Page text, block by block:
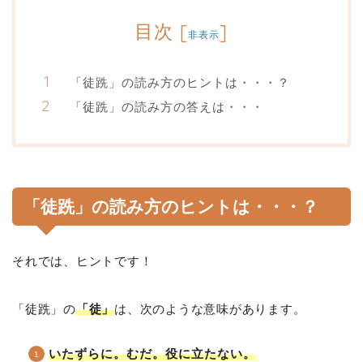
目次 [非表示]
「徒跣」の読み方のヒントは・・・？
「徒跣」の読み方の答えは・・・
「徒跣」の読み方のヒントは・・・？
それでは、ヒントです！
「徒跣」の「徒」は、次のような意味があります。
いたずらに。むだ。役に立たない。